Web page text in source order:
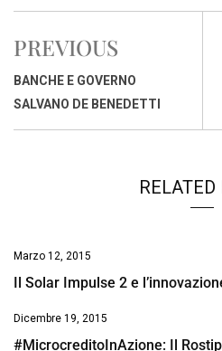
c
b
o
o
a
s
A
p
n
d
I
r
a
PREVIOUS
BANCHE E GOVERNO
SALVANO DE BENEDETTI
RELATED
Marzo 12, 2015
Il Solar Impulse 2 e
Dicembre 19, 2015
#MicrocreditoInAzione: Il